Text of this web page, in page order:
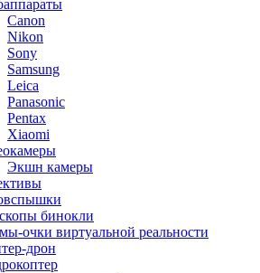
Canon
Nikon
Sony
Samsung
Leica
Panasonic
Pentax
Xiaomi
Экшн камеры
бинокли
очки виртуальной реальности
дрон